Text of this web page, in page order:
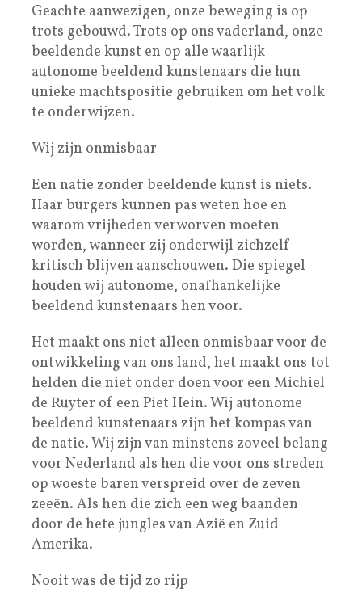
Geachte aanwezigen, onze beweging is op
trots gebouwd. Trots op ons vaderland, onze
beeldende kunst en op alle waarlijk
autonome beeldend kunstenaars die hun
unieke machtspositie gebruiken om het volk
te onderwijzen.
Wij zijn onmisbaar
Een natie zonder beeldende kunst is niets.
Haar burgers kunnen pas weten hoe en
waarom vrijheden verworven moeten
worden, wanneer zij onderwijl zichzelf
kritisch blijven aanschouwen. Die spiegel
houden wij autonome, onafhankelijke
beeldend kunstenaars hen voor.
Het maakt ons niet alleen onmisbaar voor de
ontwikkeling van ons land, het maakt ons tot
helden die niet onder doen voor een Michiel
de Ruyter of een Piet Hein. Wij autonome
beeldend kunstenaars zijn het kompas van
de natie. Wij zijn van minstens zoveel belang
voor Nederland als hen die voor ons streden
op woeste baren verspreid over de zeven
zeeën. Als hen die zich een weg baanden
door de hete jungles van Azië en Zuid-
Amerika.
Nooit was de tijd zo rijp